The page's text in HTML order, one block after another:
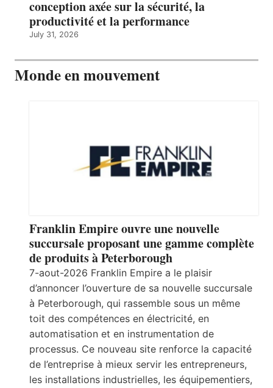
conception axée sur la sécurité, la
productivité et la performance
July 31, 2026
Monde en mouvement
Franklin Empire ouvre une nouvelle
succursale proposant une gamme complète
de produits à Peterborough
7-aout-2026 Franklin Empire a le plaisir
d’annoncer l’ouverture de sa nouvelle succursale
à Peterborough, qui rassemble sous un même
toit des compétences en électricité, en
automatisation et en instrumentation de
processus. Ce nouveau site renforce la capacité
de l’entreprise à mieux servir les entrepreneurs,
les installations industrielles, les équipementiers,